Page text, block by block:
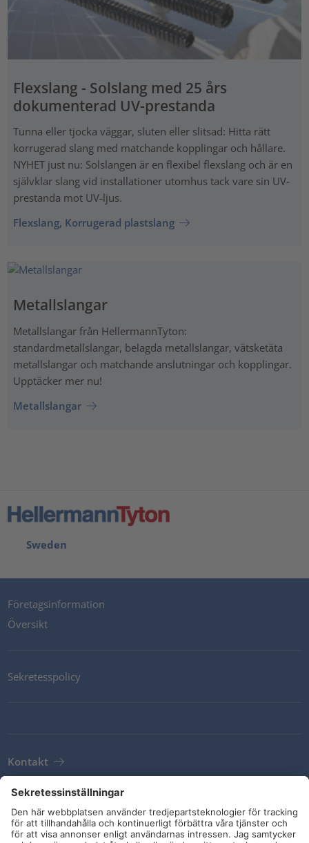
Flexslang - Solslang med 25 års
dokumenterad UV-prestanda
Tunna eller tjocka väggar, sluten eller slitsad: Hitta rätt
korrugerad slang med matchande kopplingar och hållare.
NYHET just nu: Solslangen är en flexibel flexslang och är en
självklar slang vid installationer utomhus tack vare sin UV-
prestanda mot UV-ljus.
Flexslang, Korrugerad plastslang
Metallslangar
Metallslangar från HellermannTyton:
standardmetallslangar, belagda metallslangar, vätsketäta
metallslangar och matchande anslutningar och kopplingar.
Upptäcker mer nu!
Metallslangar
Sweden
Företagsinformation
Översikt
Sekretesspolicy
Kontakt
Leveransvillkor